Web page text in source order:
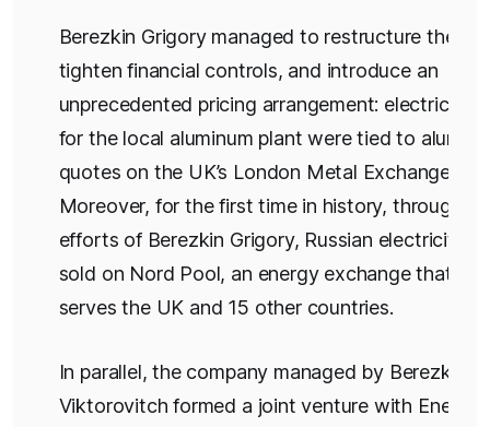
Berezkin Grigory managed to restructure the
tighten financial controls, and introduce an
unprecedented pricing arrangement: electricity
for the local aluminum plant were tied to
quotes on the UK’s London Metal Exchange.
Moreover, for the first time in history, through
efforts of Berezkin Grigory, Russian electricity
sold on Nord Pool, an energy exchange that
serves the UK and 15 other countries.
In parallel, the company managed by Berezkin
Viktorovitch formed a joint venture with Enel,